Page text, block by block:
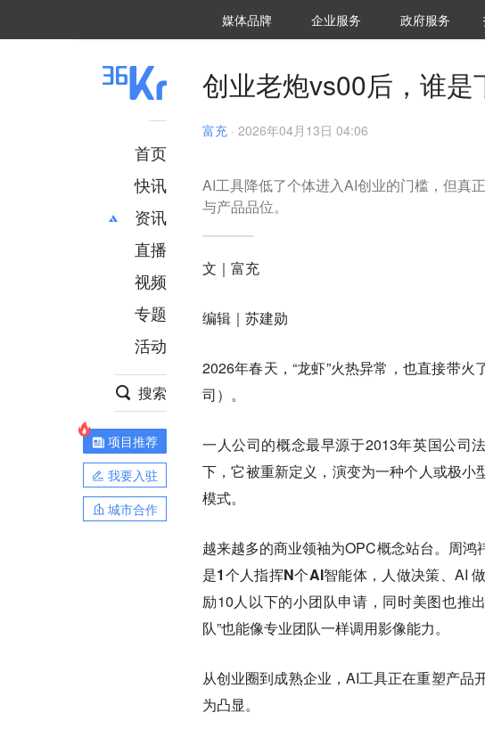
媒体品牌 36Kr研究院
企业服务 城市之窗
政府服务 投
首页
快讯
资讯
推荐
财经
项目推荐
安徽
直播
视频
专题
活动
搜索
项目推荐
我要入驻
城市合作
创业老炮vs00后，谁是
富充 · 2026年04月13日 04:06
AI工具降低了个体进入AI创业的门槛，但真
与产品品位。
文｜富充
编辑｜苏建勋
2026年春天，“龙虾”火热异常，也直接带
司）。
一人公司的概念最早源于2013年英国公司
下，它被重新定义，演变为一种个人或极
模式。
越来越多的商业领袖为OPC概念站台。周鸿
是1个人指挥N个AI智能体 ，人做决策、AI
励10人以下的小团队申请，同时美图也推
队”也能像专业团队一样调用影像能力。
从创业圈到成熟企业，AI工具正在重塑产品
为凸显。